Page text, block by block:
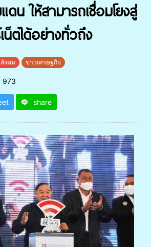
ดน ให้สามารถเชื่อมโยงสู่
น็ตได้อย่างทั่วถึง
งคม ข่าวเศรษฐกิจ
973
share